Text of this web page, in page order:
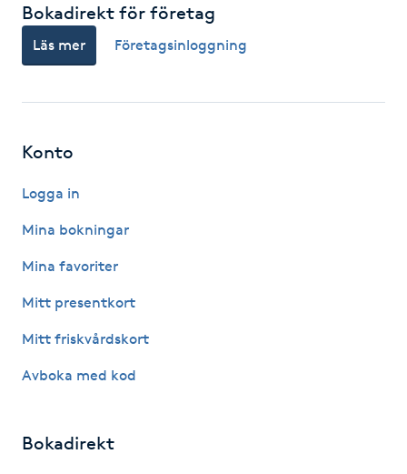
Hårborttagning
Hårbottenbehandling
Hälsa
Hälsprickor
Idrottsmassage
IPL hårborttagning
Bokadirekt för företag
Läs mer Företagsinloggning
Konto
Logga in
Mina bokningar
Mina favoriter
Mitt presentkort
Mitt friskvårdskort
Avboka med kod
Bokadirekt